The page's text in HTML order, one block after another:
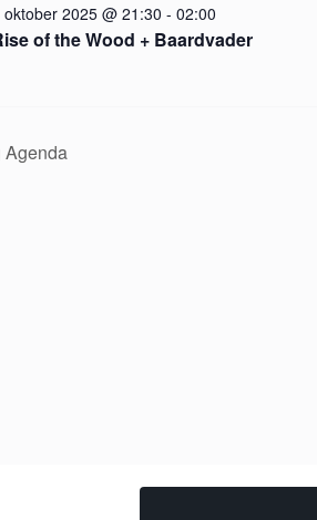
of the Wood + Baardvader
oktober 2025 @ 21:30 - 02:00
Agenda